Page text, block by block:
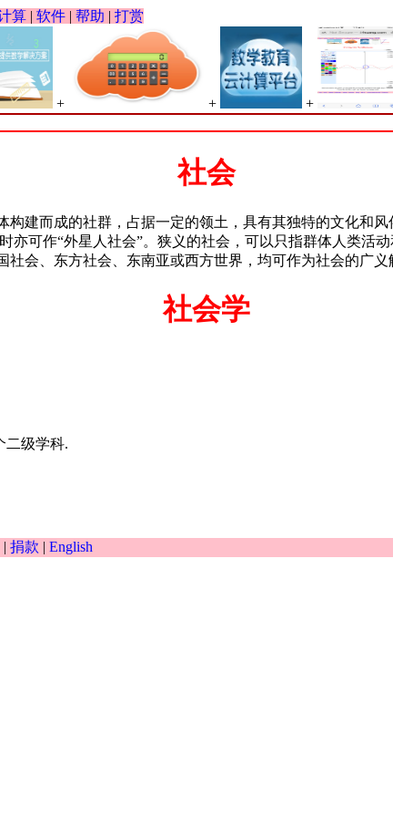
算 | 软件 | 帮助 | 打赏
+ + +
社会
建而成的社群，占据一定的领土，具有其独特的文化和
亦可作“外星人社会”。狭义的社会，可以只指群体人类活
会、东方社会、东南亚或西方世界，均可作为社会的广义
社会学
二级学科.
| 捐款 | English